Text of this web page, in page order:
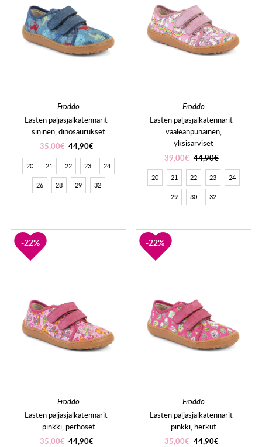
Froddo
Lasten paljasjalkatennarit -
sininen, dinosaurukset
35,00€ 44,90€
20 21 22 23 24
26 28 29 32
Froddo
Lasten paljasjalkatennarit -
vaaleanpunainen,
yksisarviset
39,00€ 44,90€
20 21 22 23 24
29 30 32
22%
Froddo
Lasten paljasjalkatennarit -
pinkki, perhoset
35,00€ 44,90€
22%
Froddo
Lasten paljasjalkatennarit -
pinkki, herkut
35,00€ 44,90€